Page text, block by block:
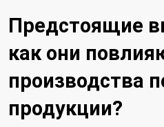
Предстоящие
как они
производства
продукции?